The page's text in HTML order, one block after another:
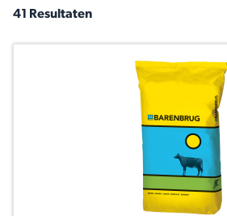
41 Resultaten